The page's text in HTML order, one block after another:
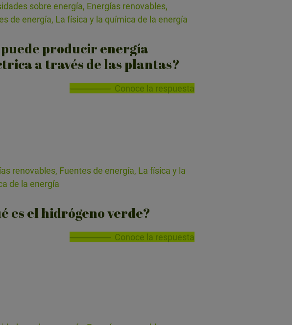
sobre energía, Energías renovables,
de energía, La física y la química de la energía
puede producir energía
a través de las plantas?
Conoce la respuesta
renovables, Fuentes de energía, La física y la
de la energía
es el hidrógeno verde?
Conoce la respuesta